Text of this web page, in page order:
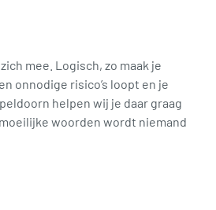
mee. Logisch, zo maak je
onnodige risico’s loopt en je
helpen wij je daar graag
woorden wordt niemand